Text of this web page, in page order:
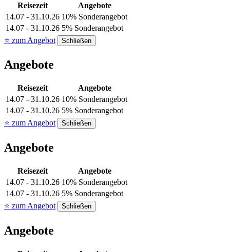
Reisezeit
Angebote
14.07 - 31.10.26 10% Sonderangebot
14.07 - 31.10.26 5% Sonderangebot
⭐ zum Angebot
Schließen
Angebote
Reisezeit
Angebote
14.07 - 31.10.26 10% Sonderangebot
14.07 - 31.10.26 5% Sonderangebot
⭐ zum Angebot
Schließen
Angebote
Reisezeit
Angebote
14.07 - 31.10.26 10% Sonderangebot
14.07 - 31.10.26 5% Sonderangebot
⭐ zum Angebot
Schließen
Angebote